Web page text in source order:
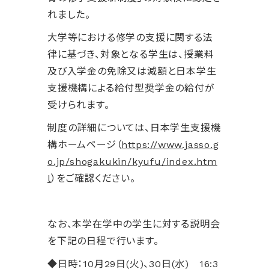
れました。
大学等における修学の支援に関する法
律に基づき、対象となる学生は、授業料
及び入学金の免除又は減額と日本学生
支援機構による給付型奨学金の給付が
受けられます。
制度の詳細については、日本学生支援機
構ホームページ（https://www.jasso.g
o.jp/shogakukin/kyufu/index.htm
l）をご確認ください。
なお、本学在学中の学生に対する説明会
を下記の日程で行います。
◆日時：10月29日(火)、30日(水) 16:3